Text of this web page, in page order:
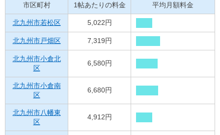
市区町村 1帖あたりの料金 平均月額料金
北九州市若松区 5,022円
北九州市戸畑区 7,319円
北九州市小倉北
区
6,580円
北九州市小倉南
区
6,680円
北九州市八幡東
区
4,912円